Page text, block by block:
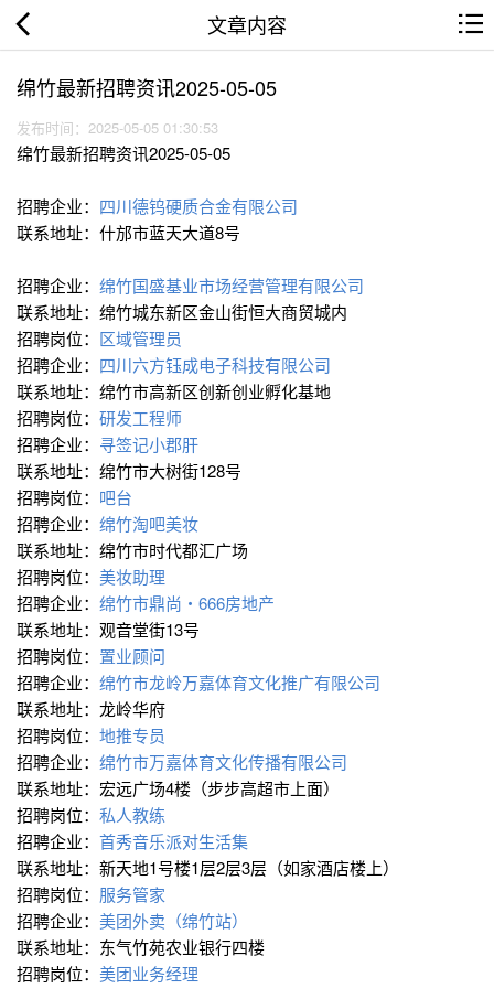
文章内容
绵竹最新招聘资讯2025-05-05
发布时间：2025-05-05 01:30:53
绵竹最新招聘资讯2025-05-05
招聘企业： 四川德钨硬质合金有限公司
联系地址：什邡市蓝天大道8号
招聘企业： 绵竹国盛基业市场经营管理有限公司
联系地址：绵竹城东新区金山街恒大商贸城内
招聘岗位： 区域管理员
招聘企业： 四川六方钰成电子科技有限公司
联系地址：绵竹市高新区创新创业孵化基地
招聘岗位： 研发工程师
招聘企业： 寻签记小郡肝
联系地址：绵竹市大树街128号
招聘岗位： 吧台
招聘企业： 绵竹淘吧美妆
联系地址：绵竹市时代都汇广场
招聘岗位： 美妆助理
招聘企业： 绵竹市鼎尚・666房地产
联系地址：观音堂街13号
招聘岗位： 置业顾问
招聘企业： 绵竹市龙岭万嘉体育文化推广有限公司
联系地址：龙岭华府
招聘岗位： 地推专员
招聘企业： 绵竹市万嘉体育文化传播有限公司
联系地址：宏远广场4楼（步步高超市上面）
招聘岗位： 私人教练
招聘企业： 首秀音乐派对生活集
联系地址：新天地1号楼1层2层3层（如家酒店楼上）
招聘岗位： 服务管家
招聘企业： 美团外卖（绵竹站）
联系地址：东气竹苑农业银行四楼
招聘岗位： 美团业务经理